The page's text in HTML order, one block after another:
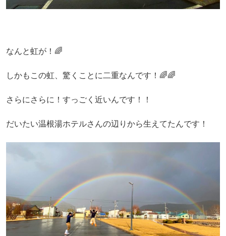
なんと虹が！🌈
しかもこの虹、驚くことに二重なんです！🌈🌈
さらにさらに！すっごく近いんです！！
だいたい温根湯ホテルさんの辺りから生えてたんです！